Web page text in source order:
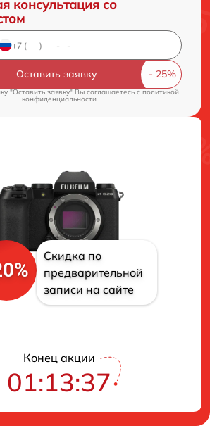
консультация со
Оставить заявку
"Оставить заявку" Вы соглашаетесь c политикой
конфиденциальности
Скидка по
предварительной
записи на сайте
Конец акции
01:13:37